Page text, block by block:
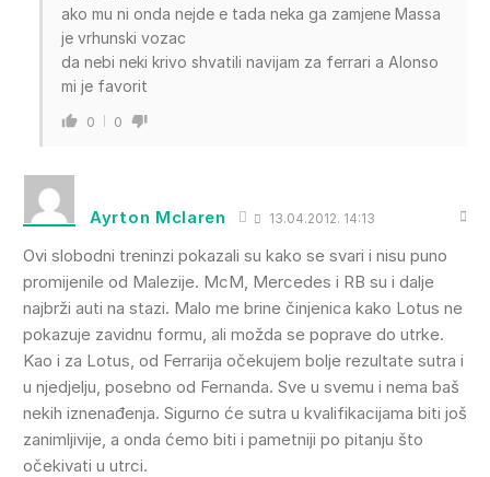
ako mu ni onda nejde e tada neka ga zamjene Massa
je vrhunski vozac
da nebi neki krivo shvatili navijam za ferrari a Alonso
mi je favorit
0 0
Ayrton Mclaren 13.04.2012. 14:13
Ovi slobodni treninzi pokazali su kako se svari i nisu puno
promijenile od Malezije. McM, Mercedes i RB su i dalje
najbrži auti na stazi. Malo me brine činjenica kako Lotus ne
pokazuje zavidnu formu, ali možda se poprave do utrke.
Kao i za Lotus, od Ferrarija očekujem bolje rezultate sutra i
u njedjelju, posebno od Fernanda. Sve u svemu i nema baš
nekih iznenađenja. Sigurno će sutra u kvalifikacijama biti još
zanimljivije, a onda ćemo biti i pametniji po pitanju što
očekivati u utrci.